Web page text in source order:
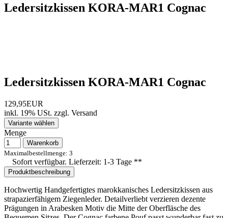
Ledersitzkissen KORA-MAR1 Cognac
Ledersitzkissen KORA-MAR1 Cognac
129,95EUR
inkl. 19% USt. zzgl. Versand
Variante wählen
Menge
Warenkorb
Maximalbestellmenge: 3
Sofort verfügbar. Lieferzeit: 1-3 Tage **
Produktbeschreibung
Hochwertig Handgefertigtes marokkanisches Ledersitzkissen aus
strapazierfähigem Ziegenleder. Detailverliebt verzieren dezente
Prägungen in Arabesken Motiv die Mitte der Oberfläsche des